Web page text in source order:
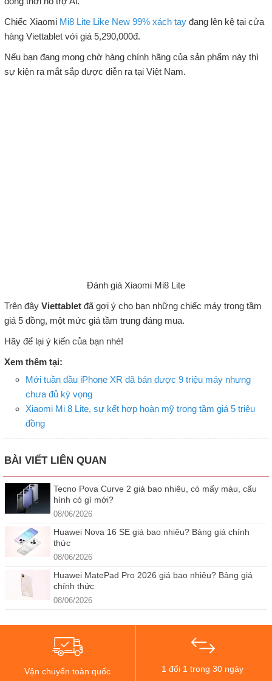
Chiếc Xiaomi Mi8 Lite Like New 99% xách tayđang lên kệ tại cửa
hàng Viettablet với giá 5,290,000đ.
Nếu bạn đang mong chờ hàng chính hãng của sản phẩm này thì
sự kiện ra mắt sắp được diễn ra tại Việt Nam.
Đánh giá Xiaomi Mi8 Lite
Trên đây Viettabletđã gợi ý cho bạn những chiếc máy trong tầm
giá 5 đồng, một mức giá tầm trung đáng mua.
Hãy để lại ý kiến của bạn nhé!
Xem thêm tại:
Mới tuần đầu iPhone XR đã bán được 9 triệu máy nhưng
chưa đủ kỳ vọng
Xiaomi Mi 8 Lite, sự kết hợp hoàn mỹ trong tầm giá 5 triệu
đồng
BÀI VIẾT LIÊN QUAN
Tecno Pova Curve 2 giá bao nhiêu, có mấy màu, cấu
hình có gì mới?
08/06/2026
Huawei Nova 16 SE giá bao nhiêu? Bảng giá chính
thức
08/06/2026
Huawei MatePad Pro 2026 giá bao nhiêu? Bảng giá
chính thức
08/06/2026
Vận chuyển toàn quốc 1 đổi 1 trong 30 ngày